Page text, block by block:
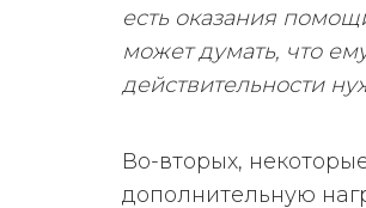
есть оказания
может думать, что
действительности
Во-вторых,
дополнительную